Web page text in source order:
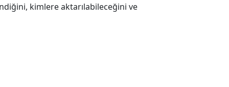
kimlere aktarılabileceğini ve